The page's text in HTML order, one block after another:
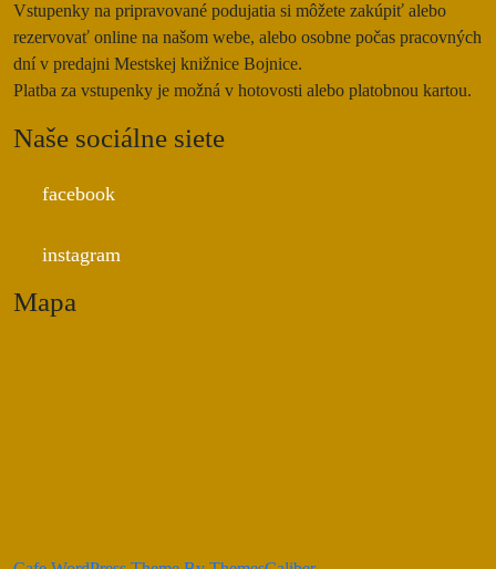
Vstupenky na pripravované podujatia si môžete zakúpiť alebo
rezervovať online na našom webe, alebo osobne počas pracovných
dní v predajni Mestskej knižnice Bojnice.
Platba za vstupenky je možná v hotovosti alebo platobnou kartou.
Naše sociálne siete
facebook
instagram
Mapa